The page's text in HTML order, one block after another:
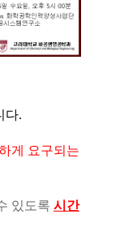
다.
게 요구되는
있도록 시간